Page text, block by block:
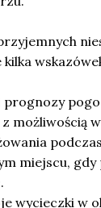
z możliwością
miejscu, gdy
wycieczki w